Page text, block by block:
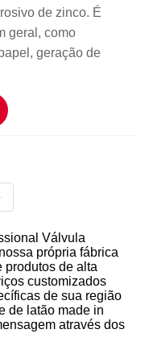
de zinco. É
geral, como
geração de
Válvula
própria fábrica
produtos de alta
customizados
de sua região
de latão made in
através dos